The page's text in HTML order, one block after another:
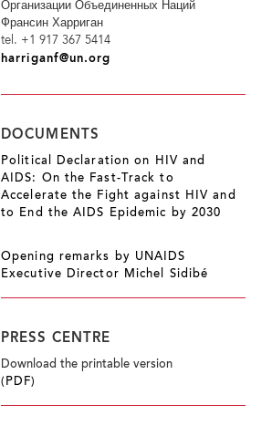
Организации Объединенных Наций
Франсин Харриган
tel. +1 917 367 5414
harriganf@un.org
DOCUMENTS
Political Declaration on HIV and
AIDS: On the Fast-Track to
Accelerate the Fight against HIV and
to End the AIDS Epidemic by 2030
Opening remarks by UNAIDS
Executive Director Michel Sidibé
PRESS CENTRE
Download the printable version
(PDF)